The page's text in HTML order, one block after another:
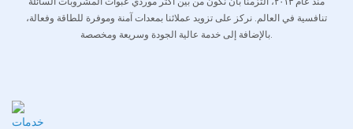
تنافسية في العالم. نركز على تزويد عملائنا بمعدات آمنة وموفرة للطاقة وفعالة،
بالإضافة إلى خدمة عالية الجودة وسريعة ومخصصة.